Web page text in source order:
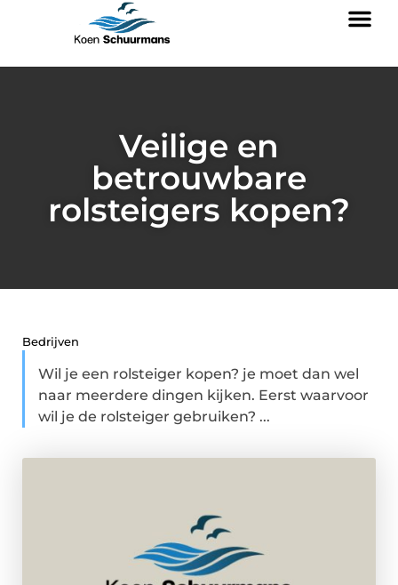
Veilige en
betrouwbare
rolsteigers kopen?
Bedrijven
Wil je een rolsteiger kopen? je moet dan wel
naar meerdere dingen kijken. Eerst waarvoor
wil je de rolsteiger gebruiken? ...